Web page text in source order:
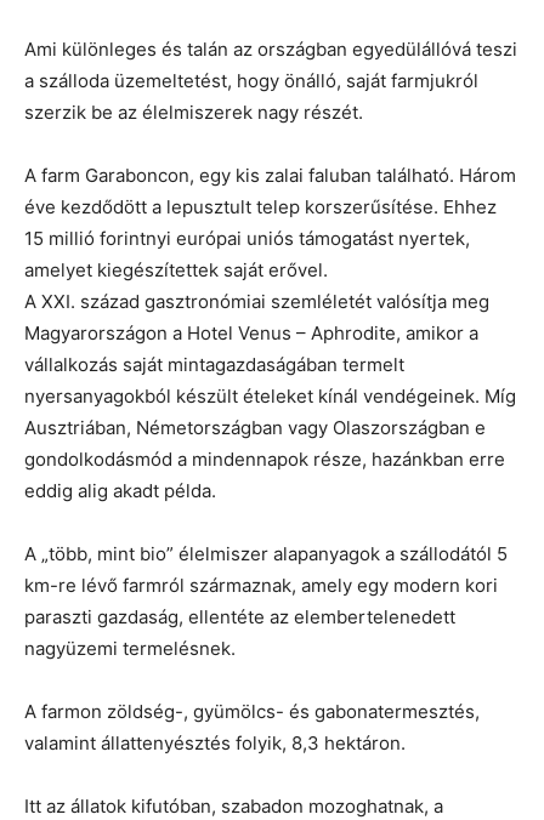
Ami különleges és talán az országban egyedülállóvá teszi
a szálloda üzemeltetést, hogy önálló, saját farmjukról
szerzik be az élelmiszerek nagy részét.
A farm Garaboncon, egy kis zalai faluban található. Három
éve kezdődött a lepusztult telep korszerűsítése. Ehhez
15 millió forintnyi európai uniós támogatást nyertek,
amelyet kiegészítettek saját erővel.
A XXI. század gasztronómiai szemléletét valósítja meg
Magyarországon a Hotel Venus – Aphrodite, amikor a
vállalkozás saját mintagazdaságában termelt
nyersanyagokból készült ételeket kínál vendégeinek. Míg
Ausztriában, Németországban vagy Olaszországban e
gondolkodásmód a mindennapok része, hazánkban erre
eddig alig akadt példa.
A „több, mint bio” élelmiszer alapanyagok a szállodától 5
km-re lévő farmról származnak, amely egy modern kori
paraszti gazdaság, ellentéte az elembertelenedett
nagyüzemi termelésnek.
A farmon zöldség-, gyümölcs- és gabonatermesztés,
valamint állattenyésztés folyik, 8,3 hektáron.
Itt az állatok kifutóban, szabadon mozoghatnak, a